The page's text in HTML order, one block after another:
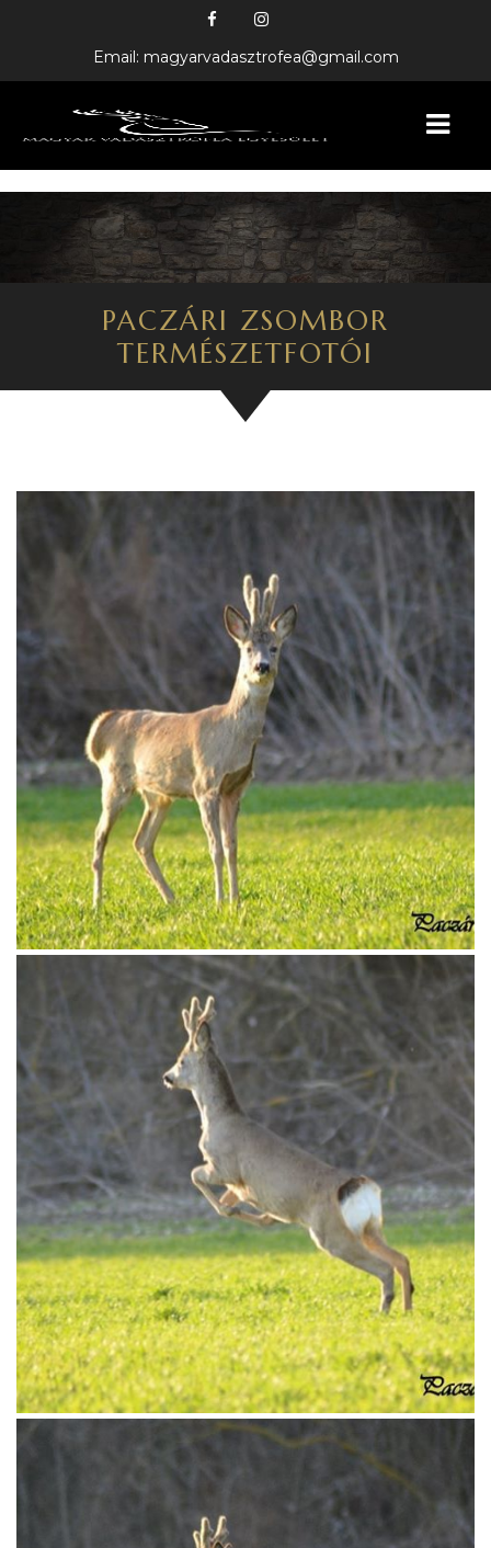
Email: magyarvadasztrofea@gmail.com
KEZDŐLAP
BEMUTATKOZÁS
FELAJÁNLÓINK
VADÁSZKÖNYVEK
TERMÉSZETFOTÓK
FESTMÉNYEK
FÉNYKÉPEK
EGYEBEK
VIDEÓK
DOKUMENTUMOK
KAPCSOLAT
PACZÁRI ZSOMBOR
TERMÉSZETFOTÓI